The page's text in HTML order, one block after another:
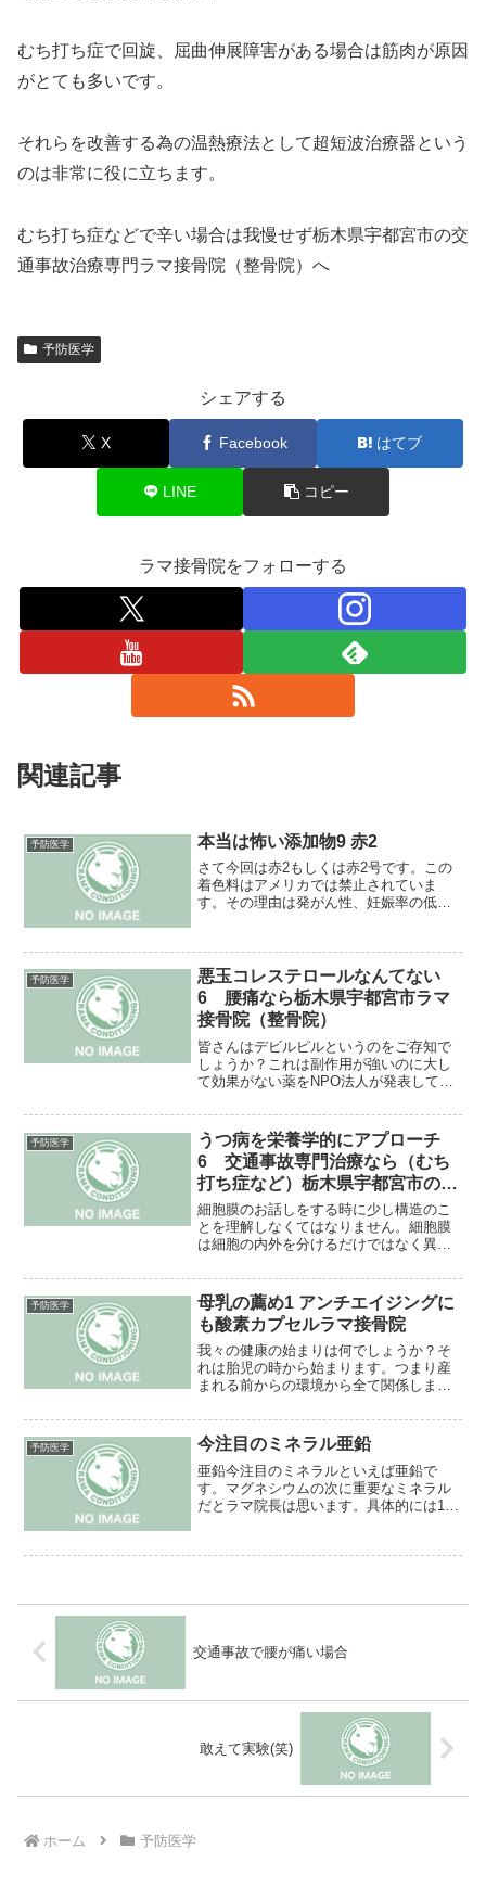
むち打ち症で回旋、屈曲伸展障害がある場合は筋肉が原因
がとても多いです。
それらを改善する為の温熱療法として超短波治療器という
のは非常に役に立ちます。
むち打ち症などで辛い場合は我慢せず栃木県宇都宮市の交
通事故治療専門ラマ接骨院（整骨院）へ
予防医学
シェアする
X Facebook はてブ
LINE コピー
ラマ接骨院をフォローする
関連記事
予防医学 本当は怖い添加物9 赤2
さて今回は赤2もしくは赤2号です。この
着色料はアメリカでは禁止されていま
す。その理由は発がん性、妊娠率の低
ではアメリカの研究に一部不備があった
として未だに禁止されていま...
予防医学
悪玉コレステロールなんてない
6 腰痛なら栃木県宇都宮市ラマ
接骨院（整骨院）
皆さんはデビルピルというのをご存知で
しょうか？これは副作用が強いのに大し
て効果がない薬をNPO法人が発表してい
のメバロチンもデビルピルに載せられて
います。そもそも血中コレステロールに
ついて基準値はどのよう...
予防医学
うつ病を栄養学的にアプローチ
6 交通事故専門治療なら（むち
打ち症など）栃木県宇都宮市のラ
マ接骨院（整骨院）
細胞膜のお話しをする時に少し構造のこ
とを理解しなくてはなりません。細胞膜
は細胞の内外を分けるだけではなく異物
わるなど重要なものですが、主にリン脂
質で出来ています。リン脂質には二本の
棒状の足があり、まっすぐ...
予防医学
母乳の薦め1 アンチエイジングに
も酸素カプセルラマ接骨院
我々の健康の始まりは何でしょうか？そ
れは胎児の時から始まります。つまり産
まれる前からの環境から全て関係しま
いる時にトランス型脂肪酸たっぷりの物
や、牛乳などのような嗜好品を摂取して
いては健康な赤ん坊はなかな...
予防医学 今注目のミネラル亜鉛
亜鉛今注目のミネラルといえば亜鉛で
す。マグネシウムの次に重要なミネラル
だとラマ院長は思います。具体的には100
創傷治癒、ビタミンA活性化、味覚など多
交通事故で腰が痛い場合
敢えて実験(笑)
ホーム 予防医学